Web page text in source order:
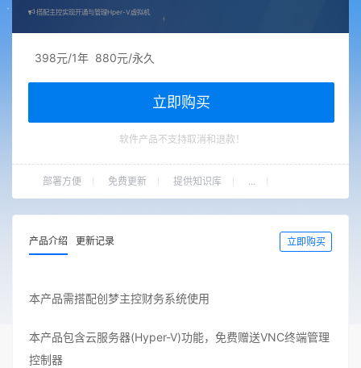
搭配主控实现开通与管理Hper-V虚拟机
398元/1年 880元/永久
立即购买
软件产品不支持取消和退款！
部署方便 免费更新 提供知识库 ...
产品介绍 更新记录 立即购买
本产品需搭配创梦主控财务系统使用
本产品包含云服务器(Hyper-V)功能，免费赠送VNC终端管理
控制器